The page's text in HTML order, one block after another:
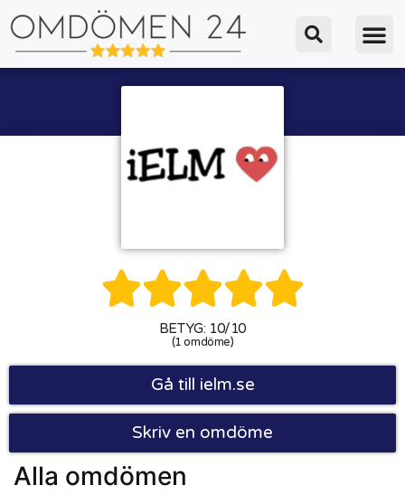

BETYG: 10/10
(1 omdöme)
Gå till ielm.se
Skriv en omdöme
Alla omdömen